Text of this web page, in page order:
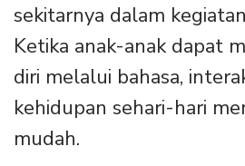
sekitarnya dalam
Ketika anak-anak dapat
diri melalui bahasa,
kehidupan sehari-hari
mudah.